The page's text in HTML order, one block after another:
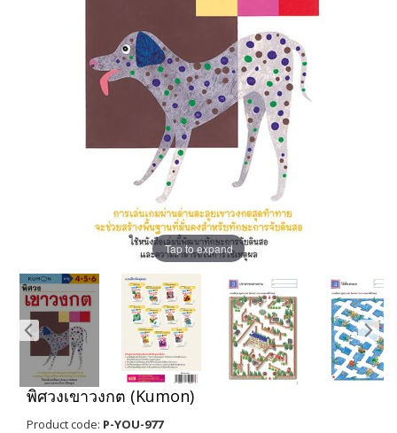
Tap to expand
พิศวงเขาวงกต (Kumon)
Product code: P-YOU-977